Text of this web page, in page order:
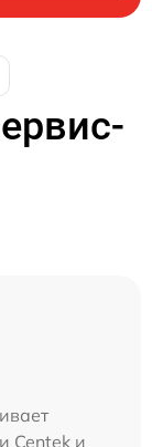
Centek и